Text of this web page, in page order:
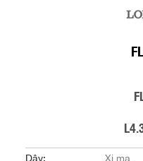
Dây:
Xi mạ